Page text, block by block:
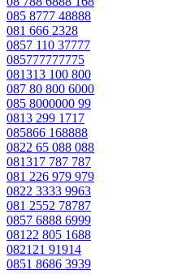
085 8777 48888
081 666 2328
0857 110 37777
085777777775
081313 100 800
087 80 800 6000
085 8000000 99
0813 299 1717
085866 168888
0822 65 088 088
081317 787 787
081 226 979 979
0822 3333 9963
081 2552 78787
0857 6888 6999
08122 805 1688
082121 91914
0851 8686 3939